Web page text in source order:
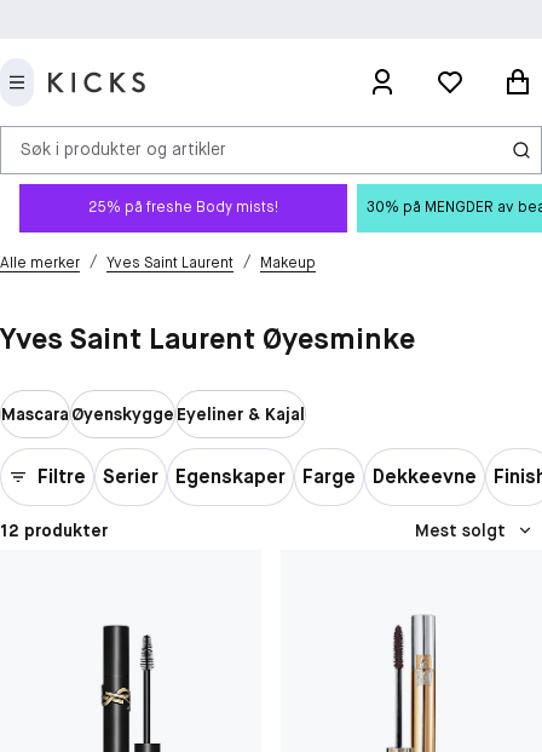
Søk i produkter og artikler
25% på freshe Body mists! 30% på MENGDER av
Alle merker / Yves Saint Laurent / Makeup
Yves Saint Laurent Øyesminke
MascaraØyenskyggeEyeliner & Kajal
Filtre Serier Egenskaper Farge Dekkeevne
12 produkter Mest solgt